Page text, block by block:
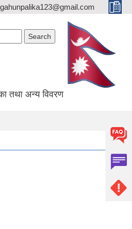
तथा अन्य विवरण